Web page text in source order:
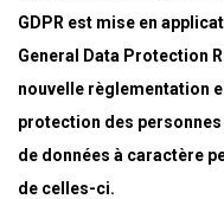
GDPR est mise en
General Data Protection
nouvelle règlementation
protection des
de données à caractère
de celles-ci.